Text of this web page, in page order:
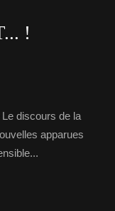
!
discours de la
apparues